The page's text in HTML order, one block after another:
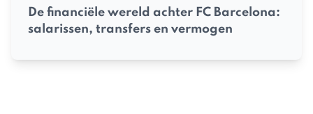
De financiële wereld achter FC Barcelona:
salarissen, transfers en vermogen